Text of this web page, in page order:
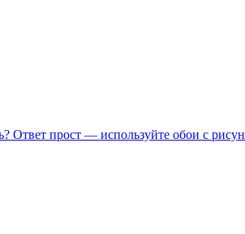
Ответ прост — используйте обои с